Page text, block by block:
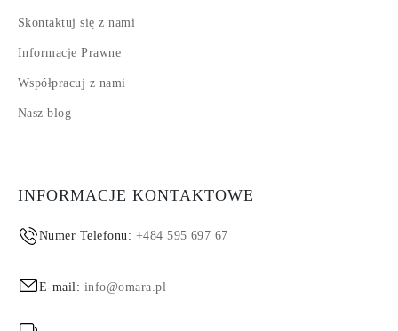
Skontaktuj się z nami
Informacje Prawne
Współpracuj z nami
Nasz blog
INFORMACJE KONTAKTOWE
Numer Telefonu: +484 595 697 67
E-mail: info@omara.pl